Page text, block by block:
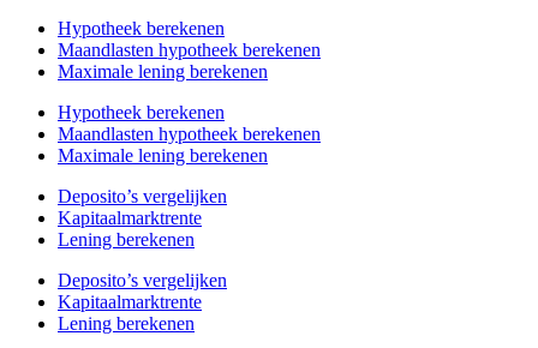
Hypotheek berekenen
Maandlasten hypotheek berekenen
Maximale lening berekenen
Hypotheek berekenen
Maandlasten hypotheek berekenen
Maximale lening berekenen
Deposito’s vergelijken
Kapitaalmarktrente
Lening berekenen
Deposito’s vergelijken
Kapitaalmarktrente
Lening berekenen